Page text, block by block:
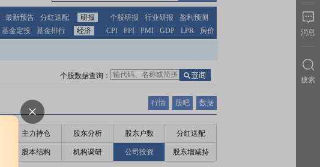
最新预告 分红送配 研报 个股研报 行业研报
盈利预测
基金定投 基金排行 经济 CPI PPI PMI GDP LPR 房价
个股数据查询：
行情 股吧 数据
主力持仓 股东分析 股东户数 分红送配
股本结构 机构调研 公司投资 股东增减持
消息
搜索